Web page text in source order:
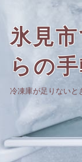
氷見
らの
冷凍庫が足りないと